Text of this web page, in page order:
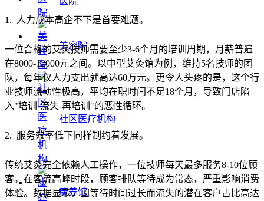
美容院
社区医疗机构
康养馆
1. 人力成本高企不下是首要难题。
一位合格的艾灸技师需要至少3-6个月的培训周期，月薪普遍
在8000-12000元之间。以中型艾灸馆为例，维持5名技师的团
队，每年仅人力支出就高达60万元。更令人头疼的是，这个行
业技师流动性极高，平均在职时间不足18个月，导致门店陷
入"培训-流失-再培训"的恶性循环。
2. 服务效率低下同样制约着发展。
传统艾灸完全依赖人工操作，一位技师每天最多服务8-10位顾
客。在客流高峰时段，顾客排队等待成为常态，严重影响消费
体验。数据显示，因等待时间过长而流失的潜在客户占比高达